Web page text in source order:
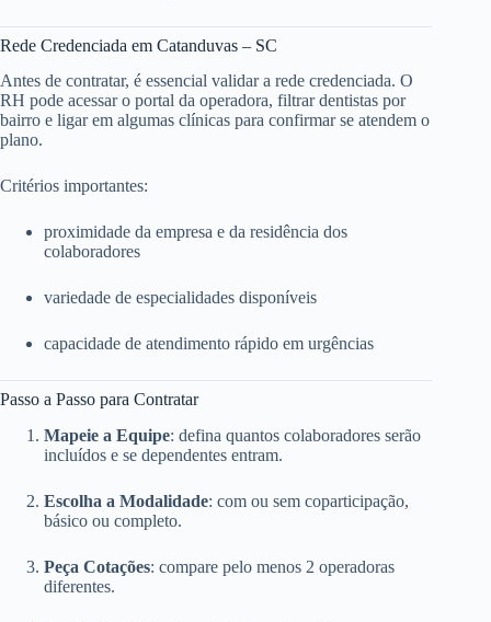
Rede Credenciada em Catanduvas – SC
Antes de contratar, é essencial validar a rede credenciada. O
RH pode acessar o portal da operadora, filtrar dentistas por
bairro e ligar em algumas clínicas para confirmar se atendem o
plano.
Critérios importantes:
proximidade da empresa e da residência dos
colaboradores
variedade de especialidades disponíveis
capacidade de atendimento rápido em urgências
Passo a Passo para Contratar
Mapeie a Equipe: defina quantos colaboradores serão
incluídos e se dependentes entram.
Escolha a Modalidade: com ou sem coparticipação,
básico ou completo.
Peça Cotações: compare pelo menos 2 operadoras
diferentes.